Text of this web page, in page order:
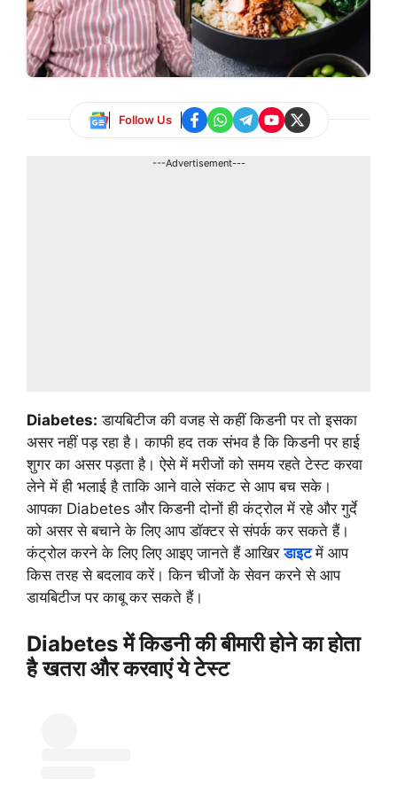
Follow Us
---Advertisement---
Diabetes: डायबिटीज की वजह से कहीं किडनी पर तो इसका
असर नहीं पड़ रहा है। काफी हद तक संभव है कि किडनी पर हाई
शुगर का असर पड़ता है। ऐसे में मरीजों को समय रहते टेस्ट करवा
लेने में ही भलाई है ताकि आने वाले संकट से आप बच सके।
आपका Diabetes और किडनी दोनों ही कंट्रोल में रहे और गुर्दे
को असर से बचाने के लिए आप डॉक्टर से संपर्क कर सकते हैं।
कंट्रोल करने के लिए लिए आइए जानते हैं आखिरडाइटमें आप
किस तरह से बदलाव करें। किन चीजों के सेवन करने से आप
डायबिटीज पर काबू कर सकते हैं।
Diabetes में किडनी की बीमारी होने का होता
है खतरा और करवाएं ये टेस्ट